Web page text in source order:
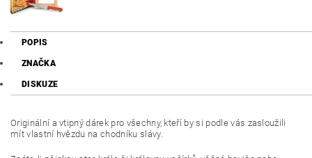
POPIS
ZNAČKA
DISKUZE
Originální a vtipný dárek pro všechny, kteří by si podle vás zasloužili
mít vlastní hvězdu na chodníku slávy.